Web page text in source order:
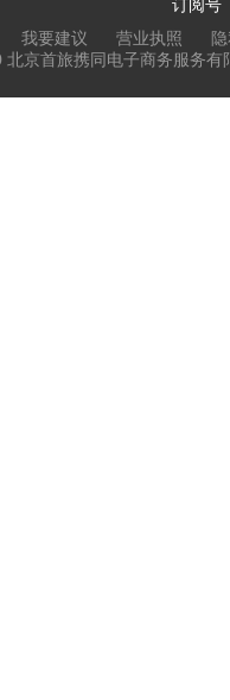
订阅号
我要建议 营业执照
京首旅携同电子商务服务有